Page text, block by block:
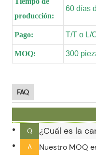
producción:
60 días
Pago: T/T o L/
MOQ: 300
FAQ
Q ¿Cuál es la
A Nuestro MOQ